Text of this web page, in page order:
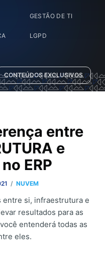
GESTÃO DE TI
LGPD
CONTEÚDOS EXCLUSIVOS
entre
e
ERP
/ NUVEM
entre si, infraestrutura e
resultados para as
entenderá todas as
eles.